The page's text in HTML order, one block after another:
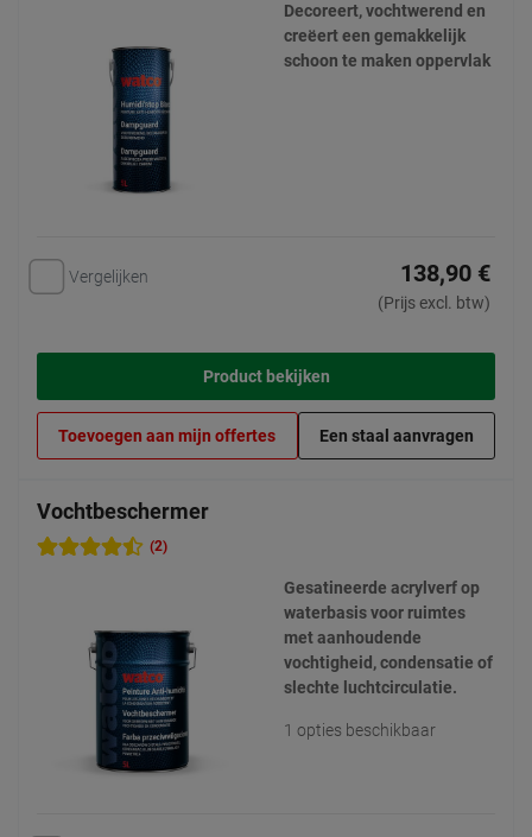
Decoreert, vochtwerend en
creëert een gemakkelijk
schoon te maken oppervlak
Vergelijken 138,90 €
(Prijs excl. btw)
Product bekijken
Toevoegen aan mijn offertes Een staal aanvragen
Vochtbeschermer
(2)
Gesatineerde acrylverf op
waterbasis voor ruimtes
met aanhoudende
vochtigheid, condensatie of
slechte luchtcirculatie.
1 opties beschikbaar